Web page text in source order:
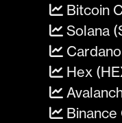
Bitcoin
Solana
Hex
Binance